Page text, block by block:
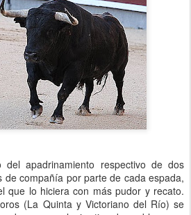
apadrinamiento respectivo de dos
de compañía por parte de cada espada,
que lo hiciera con más pudor y recato.
(La Quinta y Victoriano del Río) se